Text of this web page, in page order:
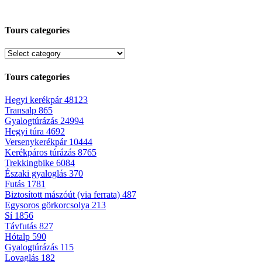
Tours categories
Tours categories
Hegyi kerékpár48123
Transalp 865
Gyalogtúrázás 24994
Hegyi túra 4692
Versenykerékpár 10444
Kerékpáros túrázás 8765
Trekkingbike 6084
Északi gyaloglás 370
Futás 1781
Biztosított mászóút (via ferrata) 487
Egysoros görkorcsolya 213
Sí 1856
Távfutás 827
Hótalp 590
Gyalogtúrázás 115
Lovaglás 182